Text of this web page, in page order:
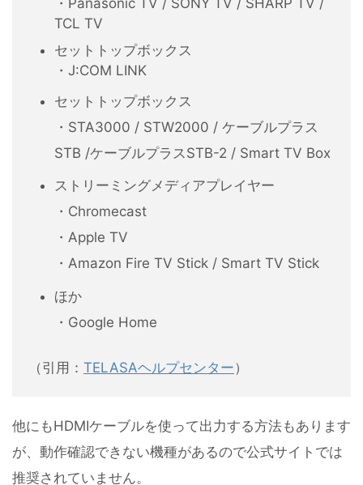
TCL TV
セットトップボックス
・J:COM LINK
セットトップボックス
・STA3000 / STW2000 / ケーブルプラス
STB /ケーブルプラスSTB-2 / Smart TV Box
ストリーミングメディアプレイヤー
・Chromecast
・Apple TV
・Amazon Fire TV Stick / Smart TV Stick
ほか
・Google Home
（引用： TELASAヘルプセンター）
他にもHDMIケーブルを使って出力する方法もあります
が、動作確認できない機種があるので公式サイトでは
推奨されていません。